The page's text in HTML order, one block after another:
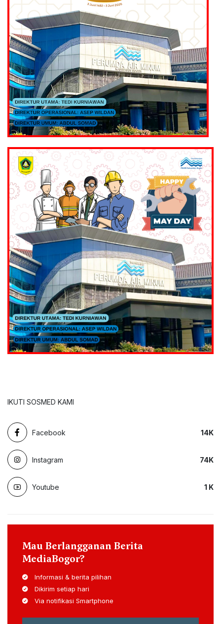
IKUTI SOSMED KAMI
Facebook 14K
Instagram 74K
Youtube 1 K
Mau Berlangganan Berita
MediaBogor?
Informasi & berita pilihan
Dikirim setiap hari
Via notifikasi Smartphone